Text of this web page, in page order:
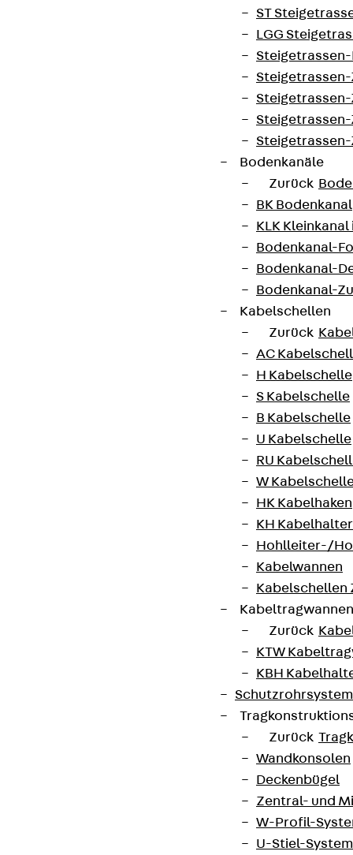
ST
LGG
Steigetrassen-
Steigetrassen-
Steigetrassen-
Steigetrassen-
Bodenkanäle
Zurück
BK Bodenkanal
KLK
Bodenkanal-
Bodenkanal-
Bodenkanal-
Kabelschellen
Zurück
AC
H Kabelschelle
S Kabelschelle
B Kabelschelle
U Kabelschelle
RU
W
HK Kabelhaken
KH Kabelhalter
Hohlleiter-/
Kabelwannen
Kabelschellen
Zurück
KTW
KBH
Zurück
Wandkonsolen
Deckenbügel
Zentral- und
W-Profil-
U-Stiel-System